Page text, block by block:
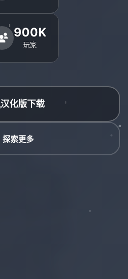
900K
玩家
汉化版下载
探索更多